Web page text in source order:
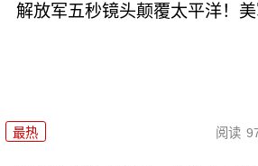
解放军五秒镜头颠覆太平洋！
最热 阅读